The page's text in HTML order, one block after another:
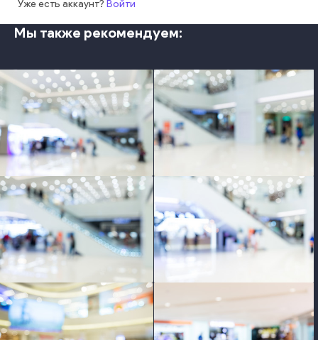
Уже есть аккаунт? Войти
Мы также рекомендуем:
photo
photo